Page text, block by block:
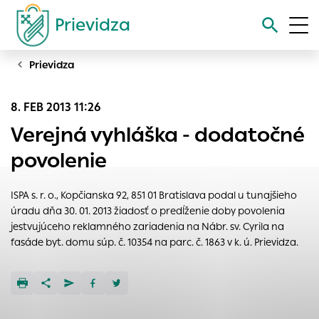
Prievidza
Vyhľadávanie
Prievidza
8. FEB 2013 11:26
Verejná vyhláška - dodatočné
povolenie
ISPA s. r. o., Kopčianska 92, 851 01 Bratislava podal u tunajšieho
úradu dňa 30. 01. 2013 žiadosť o predĺženie doby povolenia
jestvujúceho reklamného zariadenia na Nábr. sv. Cyrila na
fasáde byt. domu súp. č. 10354 na parc. č. 1863 v k. ú. Prievidza.
Nastavenie cookies
Cookies sú malé súbory, do ktorých webové stránky môžu
ukladať informácie o vašej aktivite a preferenciách.
zapamätoval Vaše prihlásenie alebo aby sa uložila Vaša
voľba v tomto okne.
Vyberte úroveň cookies, ktorú chcete povoliť
Technické súbory cookie sú pre prevádzku nevyhnutné a